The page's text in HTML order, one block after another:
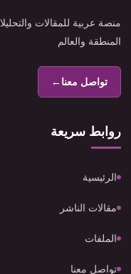
منصة عربية للمقالات
المنطقة والعالم
تواصل معنا←
روابط سريعة
الرئيسية
مقالات الناشر
الملفات
تواصل معنا